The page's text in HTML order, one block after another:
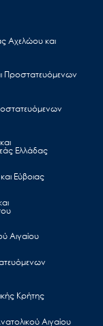
Αχελώου και
Προστατευόμενων
Ελλάδας
Εύβοιας
Αιγαίου
Κρήτης
Αιγαίου
Αλλαγής
Αθήνας και της
θα «συναντήσετε»